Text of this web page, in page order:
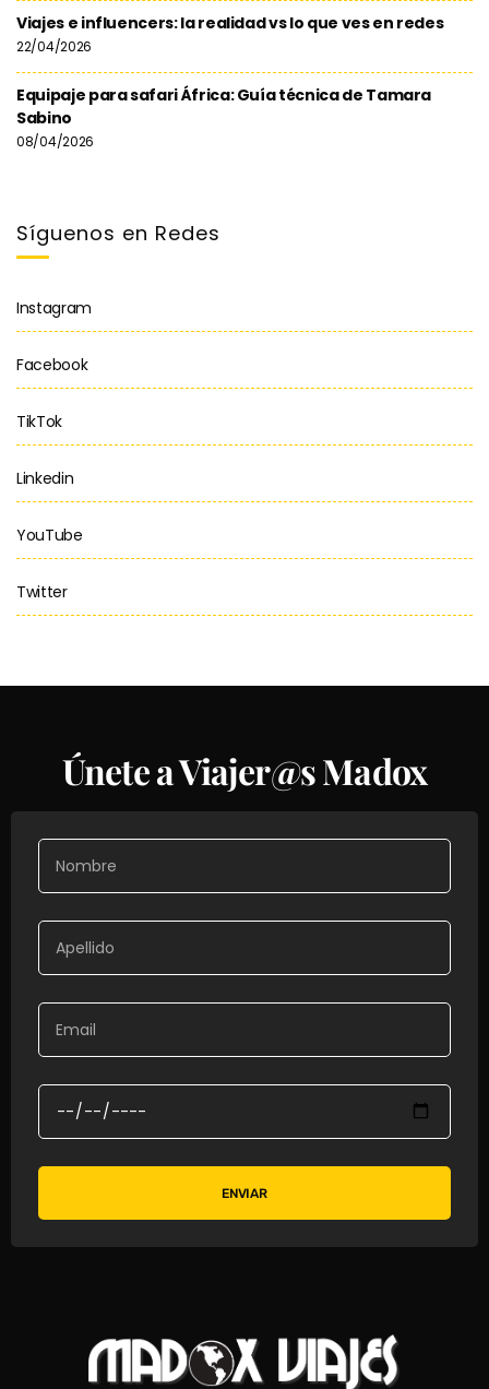
Viajes e influencers: la realidad vs lo que ves en redes
22/04/2026
Equipaje para safari África: Guía técnica de Tamara
Sabino
08/04/2026
Síguenos en Redes
Instagram
Facebook
TikTok
Linkedin
YouTube
Twitter
Únete a Viajer@s Madox
ENVIAR